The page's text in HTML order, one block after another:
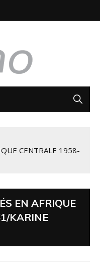
CENTRALE 1958-
EN AFRIQUE
KARINE